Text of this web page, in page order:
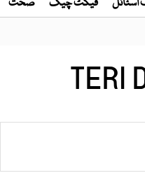
اسٹائل فیکٹ چیک صحت
TERI